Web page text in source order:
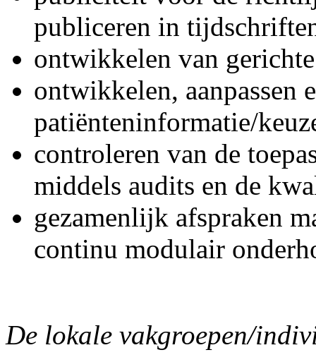
publiceren in
ontwikkelen van
ontwikkelen, aanpassen
patiënteninformatie/
controleren van de
middels audits en de
gezamenlijk afspraken
continu modulair
De lokale vakgroepen/